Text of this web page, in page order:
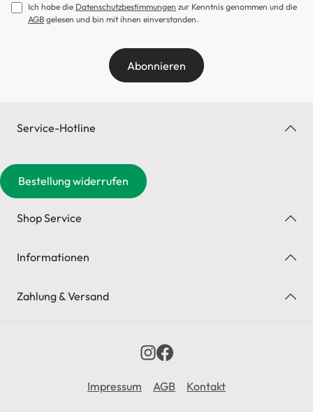
Ich habe die Datenschutzbestimmungen zur Kenntnis genommen und die
AGB gelesen und bin mit ihnen einverstanden.
Abonnieren
Service-Hotline
Bestellung widerrufen
Shop Service
Informationen
Zahlung & Versand
Impressum AGB Kontakt